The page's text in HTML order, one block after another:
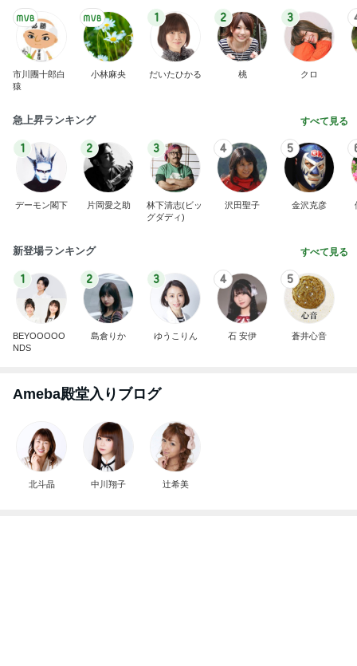
市川團十郎白
猿
小林麻央
1
だいたひかる
2
桃
3
クロ
急上昇ランキング すべて見る
1
デーモン閣下
2
片岡愛之助
3
林下清志(ビッ
グダディ)
4
沢田聖子
5
金沢克彦
新登場ランキング すべて見る
1
BEYOOOOO
NDS
2
島倉りか
3
ゆうこりん
4
石 安伊
5
蒼井心音
Ameba殿堂入りブログ
北斗晶 中川翔子 辻希美